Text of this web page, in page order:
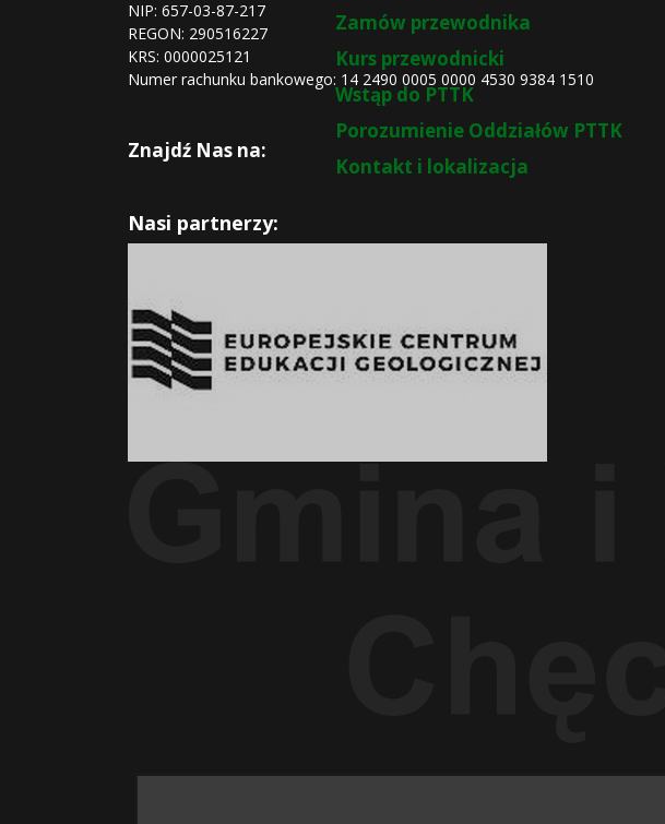
Zamów przewodnika
Kurs przewodnicki
Wstąp do PTTK
Porozumienie Oddziałów PTTK
Kontakt i lokalizacja
NIP: 657-03-87-217
REGON: 290516227
KRS: 0000025121
Numer rachunku bankowego: 14 2490 0005 0000 4530 9384 1510
Znajdź Nas na:
Nasi partnerzy: